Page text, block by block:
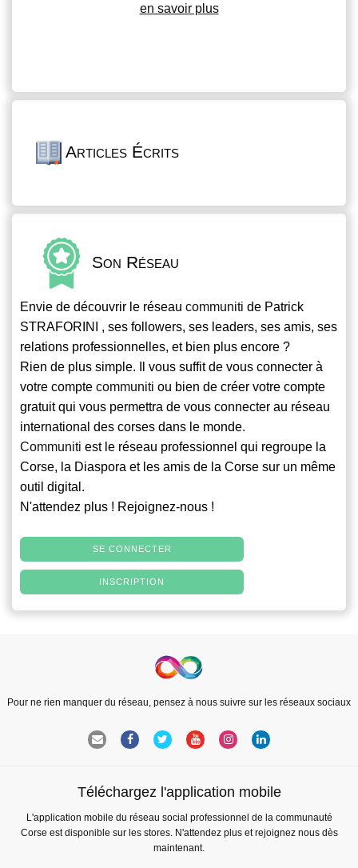
en savoir plus
Articles Écrits
Son Réseau
Envie de découvrir le réseau communiti de Patrick
STRAFORINI , ses followers, ses leaders, ses amis, ses
relations professionnelles, et bien plus encore ?
Rien de plus simple. Il vous suffit de vous connecter à
votre compte communiti ou bien de créer votre compte
gratuit qui vous permettra de vous connecter au réseau
international des corses dans le monde.
Communiti est le réseau professionnel qui regroupe la
Corse, la Diaspora et les amis de la Corse sur un même
outil digital.
N'attendez plus ! Rejoignez-nous !
SE CONNECTER
INSCRIPTION
Pour ne rien manquer du réseau, pensez à nous suivre sur les réseaux sociaux
Téléchargez l'application mobile
L'application mobile du réseau social professionnel de la communauté
Corse est disponible sur les stores. N'attendez plus et rejoignez nous dès
maintenant.